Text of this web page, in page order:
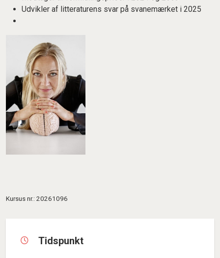
Udvikler af litteraturens svar på svanemærket i 2025
Kursus nr.: 20261096
Tidspunkt